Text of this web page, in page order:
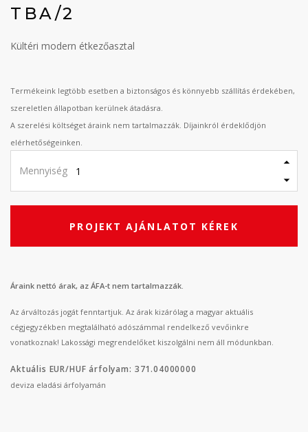
TBA/2
Kültéri modern étkezőasztal
Termékeink legtöbb esetben a biztonságos és könnyebb szállítás érdekében,
szereletlen állapotban kerülnek átadásra.
A szerelési költséget áraink nem tartalmazzák. Díjainkról érdeklődjön
elérhetőségeinken.
Mennyiség
PROJEKT AJÁNLATOT KÉREK
Áraink nettó árak, az ÁFA-t nem tartalmazzák.
Az árváltozás jogát fenntartjuk. Az árak kizárólag a magyar aktuális
cégjegyzékben megtalálható adószámmal rendelkező vevőinkre
vonatkoznak! Lakossági megrendelőket kiszolgálni nem áll módunkban.
Aktuális EUR/HUF árfolyam: 371.04000000
deviza eladási árfolyamán